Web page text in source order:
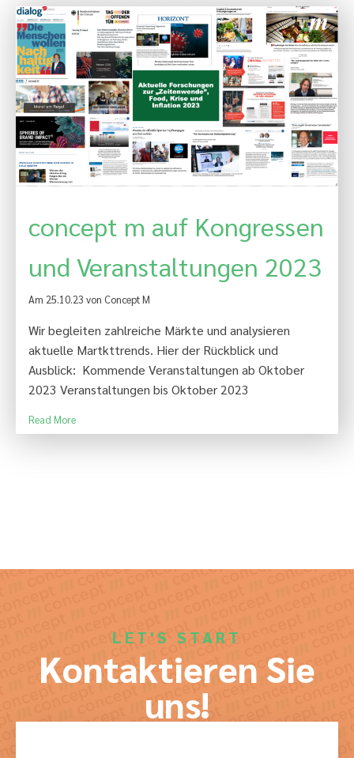
concept m auf Kongressen
und Veranstaltungen 2023
Am 25.10.23 von Concept M
Wir begleiten zahlreiche Märkte und analysieren
aktuelle Martkttrends. Hier der Rückblick und
Ausblick: Kommende Veranstaltungen ab Oktober
2023 Veranstaltungen bis Oktober 2023
Read More
LET'S START
Kontaktieren Sie
uns!